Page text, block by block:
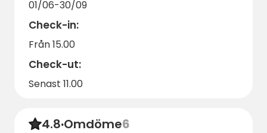
boende – så boka din vistelse redan idag för
att säkra din plats i denna skånska idyll!
01/06-30/09
Check-in:
Från 15.00
Check-ut:
Senast 11.00
4.8·Omdöme6